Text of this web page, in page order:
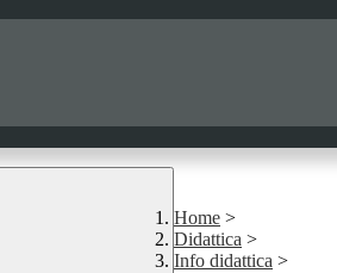
Home >
Didattica >
Info didattica >